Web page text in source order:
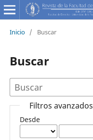
Inicio / Buscar
Buscar
Filtros avanzados
Desde